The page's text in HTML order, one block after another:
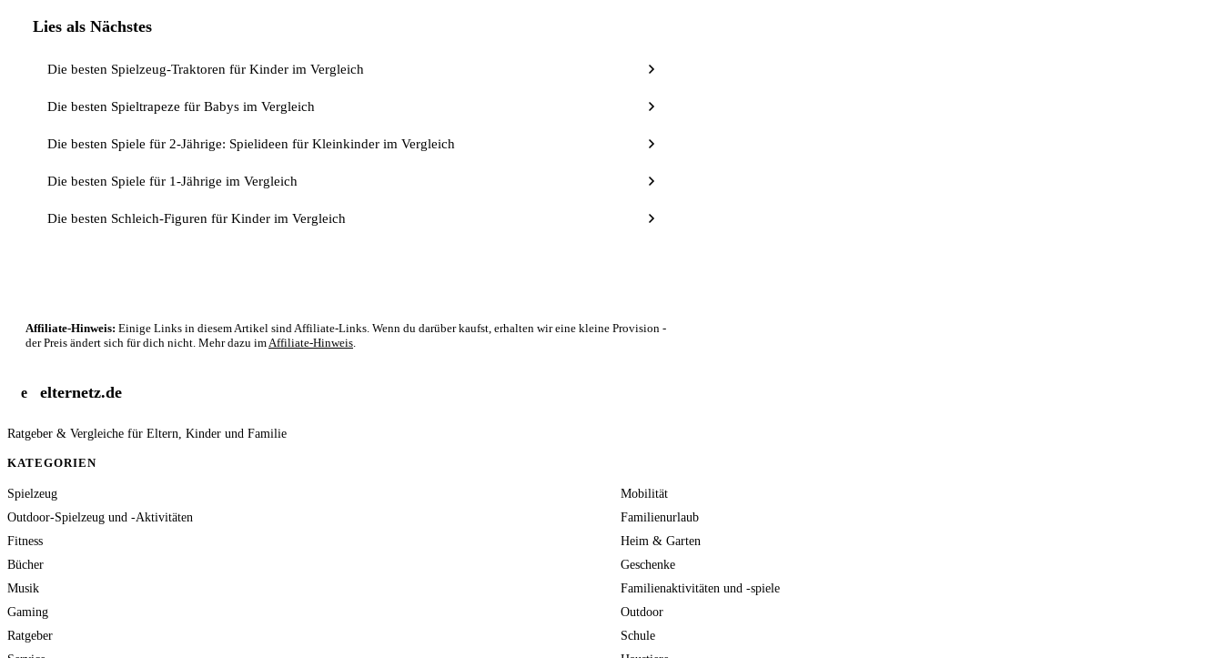
Lies als Nächstes
Die besten Spielzeug-Traktoren für Kinder im Vergleich
Die besten Spieltrapeze für Babys im Vergleich
Die besten Spiele für 2-Jährige: Spielideen für Kleinkinder im Vergleich
Die besten Spiele für 1-Jährige im Vergleich
Die besten Schleich-Figuren für Kinder im Vergleich
Affiliate-Hinweis: Einige Links in diesem Artikel sind Affiliate-Links. Wenn du darüber kaufst, erhalten wir eine kleine Provision -
der Preis ändert sich für dich nicht. Mehr dazu im Affiliate-Hinweis
e elternetz.de
Ratgeber & Vergleiche für Eltern, Kinder und Familie
KATEGORIEN
Spielzeug
Mobilität
Outdoor-Spielzeug und -Aktivitäten
Familienurlaub
Fitness
Heim & Garten
Bücher
Geschenke
Musik
Familienaktivitäten und -spiele
Gaming
Outdoor
Ratgeber
Schule